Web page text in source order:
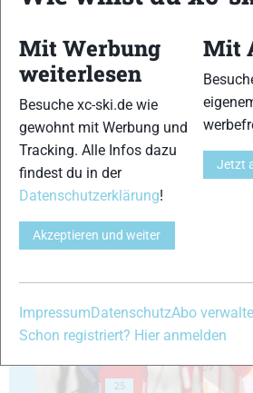
21
25
Mit Werbung
weiterlesen
Besuche xc-ski.de wie
gewohnt mit Werbung und
Tracking. Alle Infos dazu
findest du in der
Datenschutzerklärung!
Akzeptieren und weiter
Mit
Jetzt
ImpressumDatenschutzAbo
Schon registriert? Hier anmelden